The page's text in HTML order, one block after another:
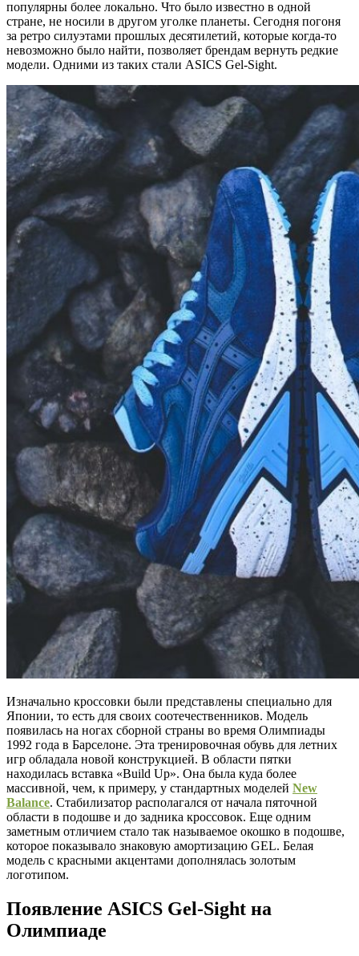
популярны более локально. Что было известно в одной
стране, не носили в другом уголке планеты. Сегодня погоня
за ретро силуэтами прошлых десятилетий, которые когда-то
невозможно было найти, позволяет брендам вернуть редкие
модели. Одними из таких стали ASICS Gel-Sight.
Изначально кроссовки были представлены специально для
Японии, то есть для своих соотечественников. Модель
появилась на ногах сборной страны во время Олимпиады
1992 года в Барселоне. Эта тренировочная обувь для летних
игр обладала новой конструкцией. В области пятки
находилась вставка «Build Up». Она была куда более
массивной, чем, к примеру, у стандартных моделей New
Balance. Стабилизатор располагался от начала пяточной
области в подошве и до задника кроссовок. Еще одним
заметным отличием стало так называемое окошко в подошве,
которое показывало знаковую амортизацию GEL. Белая
модель с красными акцентами дополнялась золотым
логотипом.
Появление ASICS Gel-Sight на
Олимпиаде